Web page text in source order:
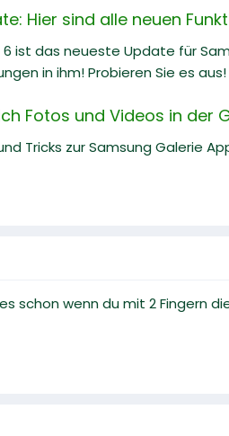
Hier sind alle neuen
6 ist das neueste Update für
in ihm! Probieren Sie es aus!
Fotos und Videos in der
Tricks zur Samsung Galerie
schon wenn du mit 2 Fingern